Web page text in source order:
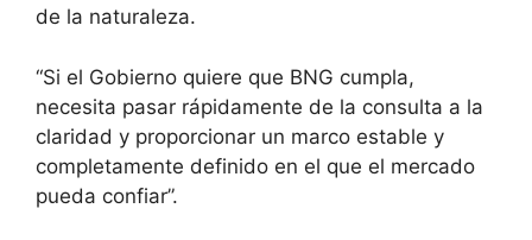
de la naturaleza.
“Si el Gobierno quiere que BNG cumpla,
necesita pasar rápidamente de la consulta a la
claridad y proporcionar un marco estable y
completamente definido en el que el mercado
pueda confiar”.